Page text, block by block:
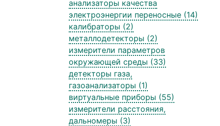
анализаторы качества
электроэнергии переносные (14)
калибраторы (2)
металлодетекторы (2)
измерители параметров
окружающей среды (33)
детекторы газа,
газоанализаторы (1)
виртуальные приборы (55)
измерители расстояния,
дальномеры (3)